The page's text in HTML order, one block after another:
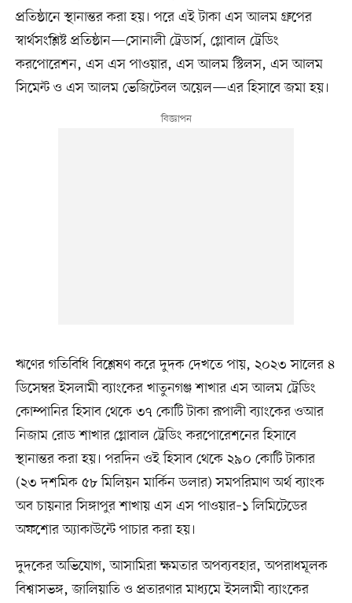
প্রতিষ্ঠানে স্থানান্তর করা হয়। পরে এই টাকা এস আলম গ্রুপের
স্বার্থসংশ্লিষ্ট প্রতিষ্ঠান—সোনালী ট্রেডার্স, গ্লোবাল ট্রেডিং
করপোরেশন, এস এস পাওয়ার, এস আলম স্টিলস, এস আলম
সিমেন্ট ও এস আলম ভেজিটেবল অয়েল—এর হিসাবে জমা হয়।
ঋণের গতিবিধি বিশ্লেষণ করে দুদক দেখতে পায়, ২০২৩ সালের ৪
ডিসেম্বর ইসলামী ব্যাংকের খাতুনগঞ্জ শাখার এস আলম ট্রেডিং
কোম্পানির হিসাব থেকে ৩৭ কোটি টাকা রূপালী ব্যাংকের ওআর
নিজাম রোড শাখার গ্লোবাল ট্রেডিং করপোরেশনের হিসাবে
স্থানান্তর করা হয়। পরদিন ওই হিসাব থেকে ২৯০ কোটি টাকার
(২৩ দশমিক ৫৮ মিলিয়ন মার্কিন ডলার) সমপরিমাণ অর্থ ব্যাংক
অব চায়নার সিঙ্গাপুর শাখায় এস এস পাওয়ার–১ লিমিটেডের
অফশোর অ্যাকাউন্টে পাচার করা হয়।
দুদকের অভিযোগ, আসামিরা ক্ষমতার অপব্যবহার, অপরাধমূলক
বিশ্বাসভঙ্গ, জালিয়াতি ও প্রতারণার মাধ্যমে ইসলামী ব্যাংকের